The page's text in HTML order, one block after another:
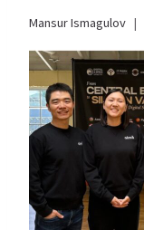
Mansur Ismagulov